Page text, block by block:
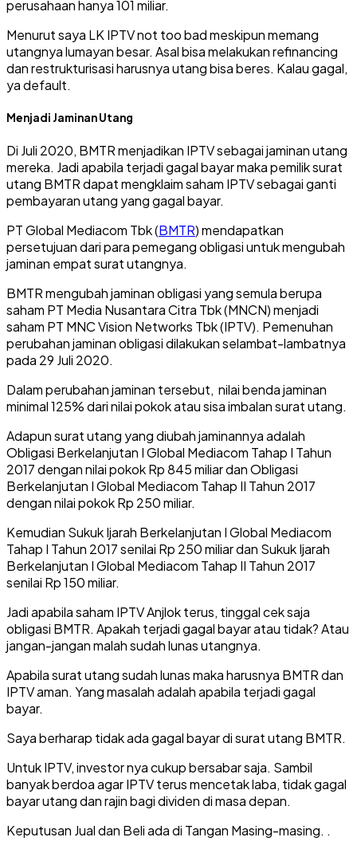
perusahaan hanya 101 miliar.
Menurut saya LK IPTV not too bad meskipun memang
utangnya lumayan besar. Asal bisa melakukan refinancing
dan restrukturisasi harusnya utang bisa beres. Kalau gagal,
ya default.
Menjadi Jaminan Utang
Di Juli 2020, BMTR menjadikan IPTV sebagai jaminan utang
mereka. Jadi apabila terjadi gagal bayar maka pemilik surat
utang BMTR dapat mengklaim saham IPTV sebagai ganti
pembayaran utang yang gagal bayar.
PT Global Mediacom Tbk (BMTR) mendapatkan
persetujuan dari para pemegang obligasi untuk mengubah
jaminan empat surat utangnya.
BMTR mengubah jaminan obligasi yang semula berupa
saham PT Media Nusantara Citra Tbk (MNCN) menjadi
saham PT MNC Vision Networks Tbk (IPTV). Pemenuhan
perubahan jaminan obligasi dilakukan selambat-lambatnya
pada 29 Juli 2020.
Dalam perubahan jaminan tersebut, nilai benda jaminan
minimal 125% dari nilai pokok atau sisa imbalan surat utang.
Adapun surat utang yang diubah jaminannya adalah
Obligasi Berkelanjutan I Global Mediacom Tahap I Tahun
2017 dengan nilai pokok Rp 845 miliar dan Obligasi
Berkelanjutan I Global Mediacom Tahap II Tahun 2017
dengan nilai pokok Rp 250 miliar.
Kemudian Sukuk Ijarah Berkelanjutan I Global Mediacom
Tahap I Tahun 2017 senilai Rp 250 miliar dan Sukuk Ijarah
Berkelanjutan I Global Mediacom Tahap II Tahun 2017
senilai Rp 150 miliar.
Jadi apabila saham IPTV Anjlok terus, tinggal cek saja
obligasi BMTR. Apakah terjadi gagal bayar atau tidak? Atau
jangan-jangan malah sudah lunas utangnya.
Apabila surat utang sudah lunas maka harusnya BMTR dan
IPTV aman. Yang masalah adalah apabila terjadi gagal
bayar.
Saya berharap tidak ada gagal bayar di surat utang BMTR.
Untuk IPTV, investor nya cukup bersabar saja. Sambil
banyak berdoa agar IPTV terus mencetak laba, tidak gagal
bayar utang dan rajin bagi dividen di masa depan.
Keputusan Jual dan Beli ada di Tangan Masing-masing. .